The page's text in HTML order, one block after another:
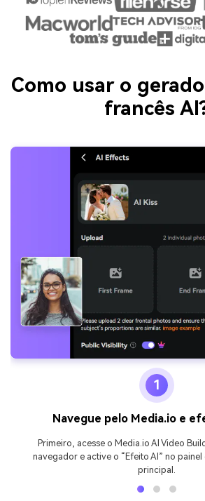
Como usar o
francês
1
Navegue pelo Media.io e
Primeiro, acesse o Media.io AI Video
navegador e active o “Efeito AI” no
principal.